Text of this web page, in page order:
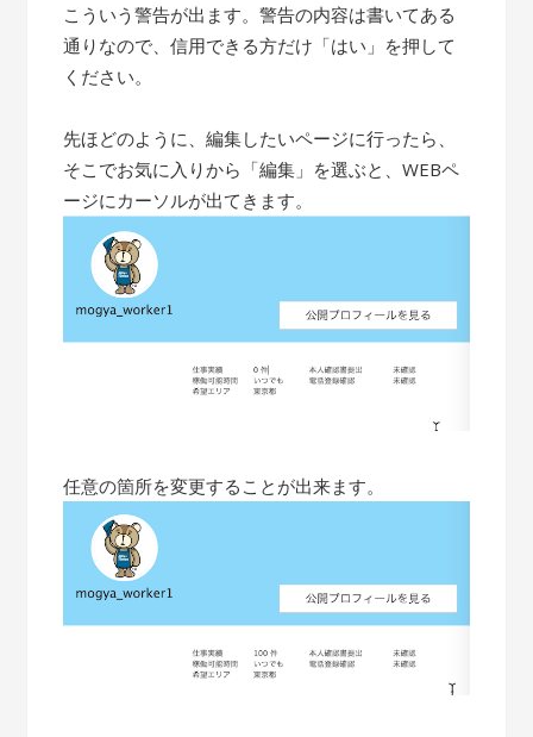
こういう警告が出ます。警告の内容は書いてある
通りなので、信用できる方だけ「はい」を押して
ください。
先ほどのように、編集したいページに行ったら、
そこでお気に入りから「編集」を選ぶと、WEBペ
ージにカーソルが出てきます。
任意の箇所を変更することが出来ます。